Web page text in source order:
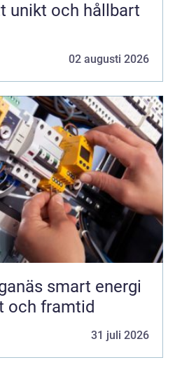
unikt och hållbart
02 augusti 2026
energi
och framtid
31 juli 2026